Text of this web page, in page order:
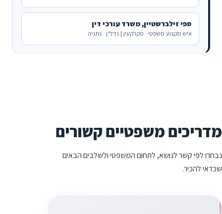
ספי זילברשטיין, משרד עורכי דין
איש מקצוע משפטי · מקרקעין | נדל"ן · נתניה
מדריכים משפטיים קשורים
נבחרו לפי קשר לנושא, לתחום המשפטי ולשלבים הבאים
שכדאי להכיר.